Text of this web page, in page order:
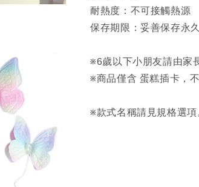
耐熱度：不可接觸熱源
保存期限：妥善保存永久
※6歲以下小朋友請由家
※商品僅含 蛋糕插卡，
※款式名稱請見規格選項